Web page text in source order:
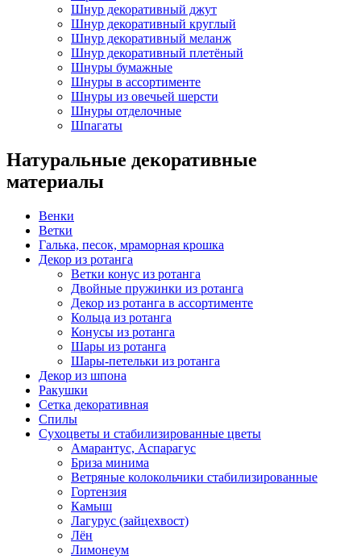
Шнур декоративный джут
Шнур декоративный круглый
Шнур декоративный меланж
Шнур декоративный плетёный
Шнуры бумажные
Шнуры в ассортименте
Шнуры из овечьей шерсти
Шнуры отделочные
Шпагаты
Натуральные декоративные
материалы
Венки
Ветки
Галька, песок, мраморная крошка
Декор из ротанга
Ветки конус из ротанга
Двойные пружинки из ротанга
Декор из ротанга в ассортименте
Кольца из ротанга
Конусы из ротанга
Шары из ротанга
Шары-петельки из ротанга
Декор из шпона
Ракушки
Сетка декоративная
Спилы
Сухоцветы и стабилизированные цветы
Амарантус, Аспарагус
Бриза минима
Ветряные колокольчики стабилизированные
Гортензия
Камыш
Лагурус (зайцехвост)
Лён
Лимонеум